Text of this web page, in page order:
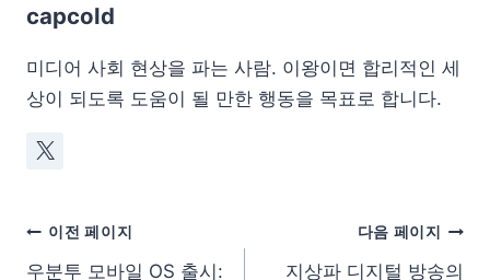
capcold
미디어 사회 현상을 파는 사람. 이왕이면 합리적인 세
상이 되도록 도움이 될 만한 행동을 목표로 합니다.
이전 페이지
우분투 모바일 OS 출시:
다음 페이지
지상파 디지털 방송의